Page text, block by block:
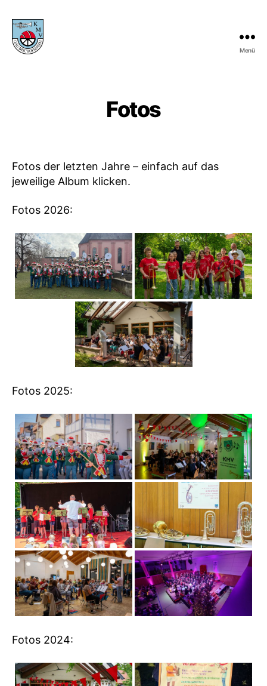
Menü
Fotos
Fotos der letzten Jahre – einfach auf das
jeweilige Album klicken.
Fotos 2026:
Fotos 2025:
Fotos 2024: